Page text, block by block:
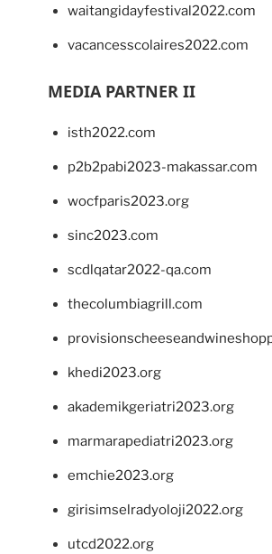
waitangidayfestival2022.com
vacancesscolaires2022.com
MEDIA PARTNER II
isth2022.com
p2b2pabi2023-makassar.com
wocfparis2023.org
sinc2023.com
scdlqatar2022-qa.com
thecolumbiagrill.com
khedi2023.org
akademikgeriatri2023.org
marmarapediatri2023.org
emchie2023.org
girisimselradyoloji2022.org
utcd2022.org